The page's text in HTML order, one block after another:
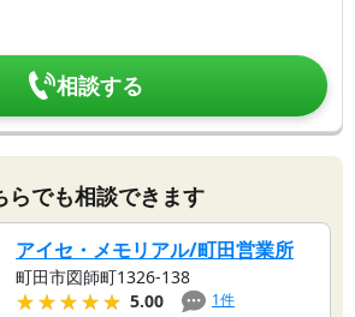
相談する
らでも相談できます
アイセ・メモリアル/町田営業所
町田市図師町1326-138
★★★★★
★★★★★ 5.00 1件